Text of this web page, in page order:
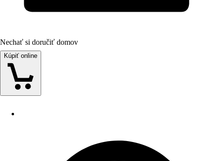
Nechať si doručiť domov
Kúpiť online